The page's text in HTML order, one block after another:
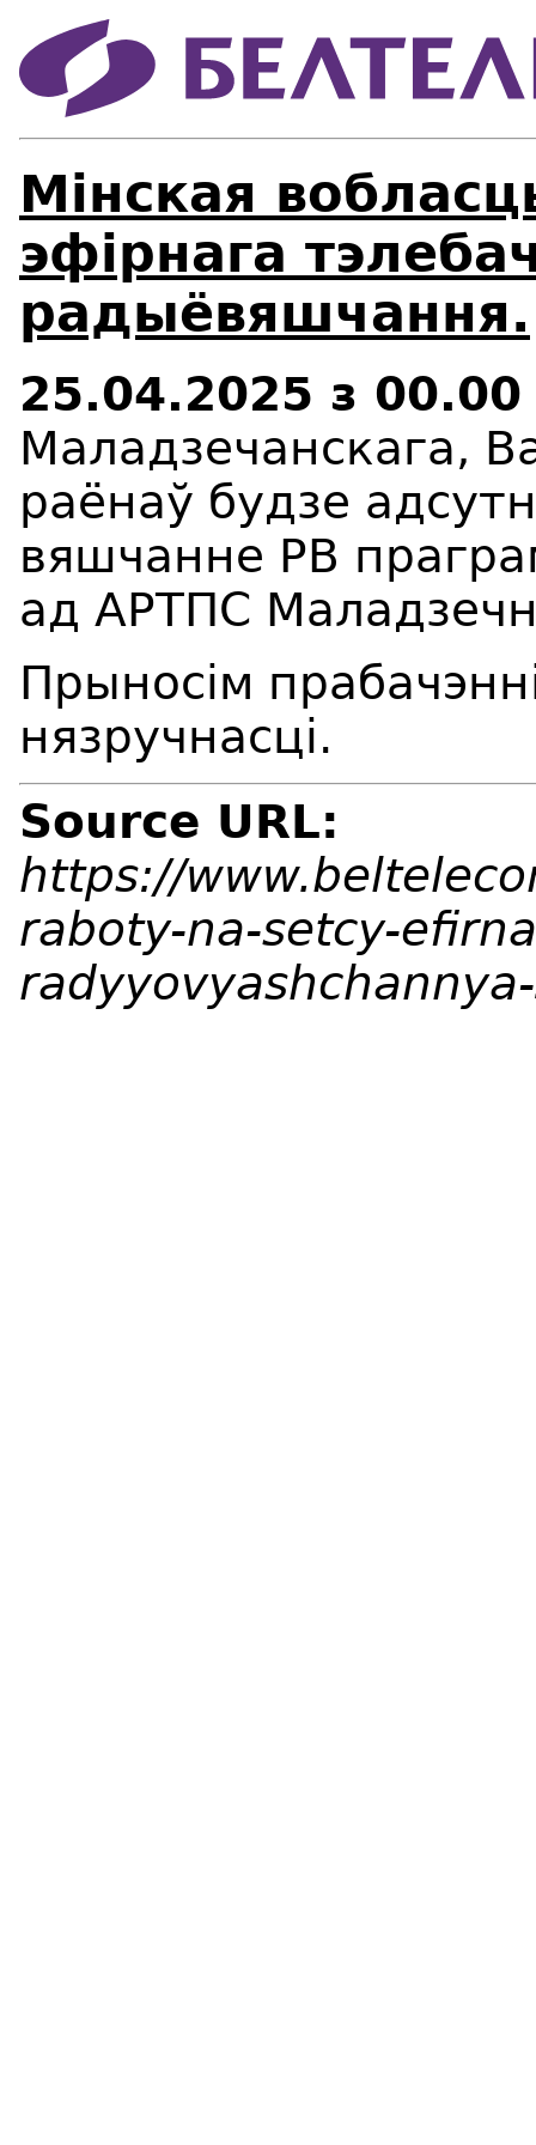
Мінская
эфірнага
радыёвяшчання.
25.04.2025 з
Маладзечанскага,
раёнаў будзе
вяшчанне РВ
ад АРТПС
Прыносім
нязручнасці.
Source URL:
https://
raboty-na-setcy-